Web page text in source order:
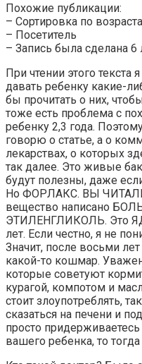
Похожие публикации:
– Сортировка по
– Посетитель
– Запись была сделана 6
При чтении этого
давать ребенку какие-
бы прочитать о них,
тоже есть проблема с
ребенку 2,3 года.
говорю о статье, а о
лекарствах, о которых
так далее. Это живые
будут полезны, даже
Но ФОРЛАКС. ВЫ
вещество написано
ЭТИЛЕНГЛИКОЛЬ. Это
лет. Если честно, я не
Значит, после восьми
какой-то кошмар.
которые советуют
курагой, компотом и
стоит злоупотреблять,
сказаться на печени и
просто
вашего ребенка, то